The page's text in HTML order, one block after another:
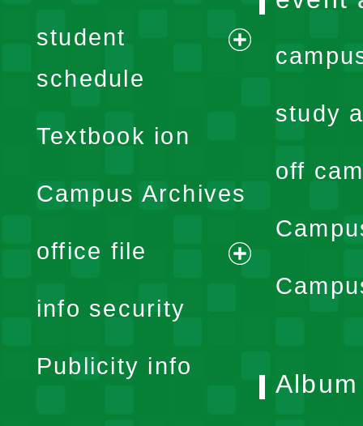
student
schedule
expand
menu
Textbook ion
Campus Archives
office file
expand
info security
Publicity info
study
off
Album